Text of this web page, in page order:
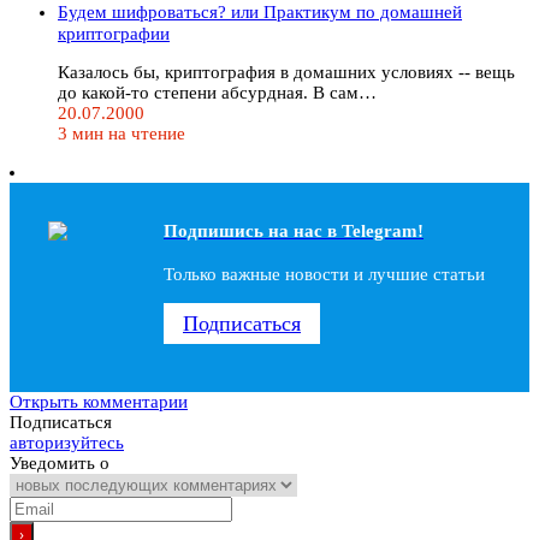
Будем шифроваться? или Практикум по домашней
криптографии
Казалось бы, криптография в домашних условиях -- вещь
до какой-то степени абсурдная. В сам…
20.07.2000
3 мин на чтение
Подпишись на наc в Telegram!
Только важные новости и лучшие статьи
Подписаться
Открыть комментарии
Подписаться
авторизуйтесь
Уведомить о